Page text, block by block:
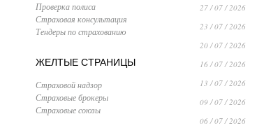
Проверка полиса
Страховая консультация
Тендеры по страхованию
ЖЕЛТЫЕ СТРАНИЦЫ
Страховой надзор
Страховые брокеры
Страховые союзы
27 / 07 / 2026
23 / 07 / 2026
20 / 07 / 2026
16 / 07 / 2026
13 / 07 / 2026
09 / 07 / 2026
06 / 07 / 2026